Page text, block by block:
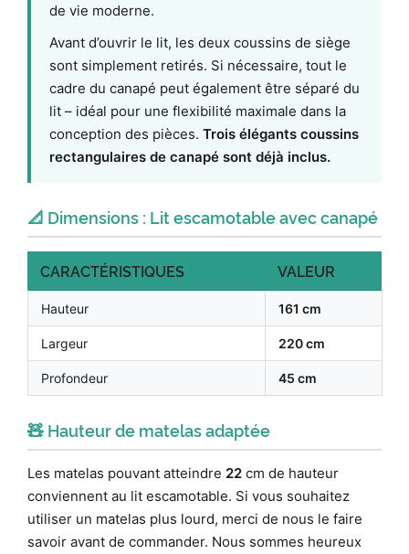
de vie moderne.
Avant d’ouvrir le lit, les deux coussins de siège
sont simplement retirés. Si nécessaire, tout le
cadre du canapé peut également être séparé du
lit – idéal pour une flexibilité maximale dans la
conception des pièces. Trois élégants coussins
rectangulaires de canapé sont déjà inclus.
📐 Dimensions : Lit escamotable avec canapé
CARACTÉRISTIQUES VALEUR
Hauteur 161 cm
Largeur 220 cm
Profondeur 45 cm
🧸 Hauteur de matelas adaptée
Les matelas pouvant atteindre 22 cm de hauteur
conviennent au lit escamotable. Si vous souhaitez
utiliser un matelas plus lourd, merci de nous le faire
savoir avant de commander. Nous sommes heureux